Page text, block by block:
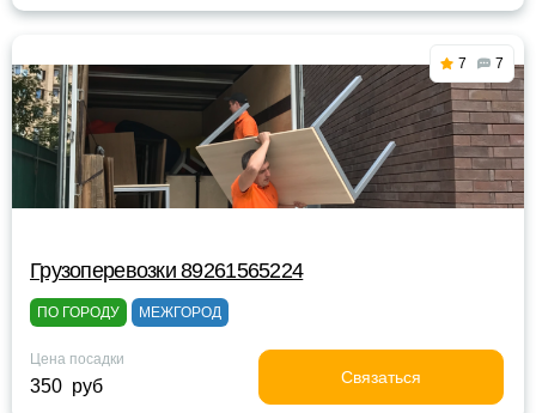
7 7
Грузоперевозки 89261565224
ПО ГОРОДУ МЕЖГОРОД
Цена посадки
350 руб Связаться